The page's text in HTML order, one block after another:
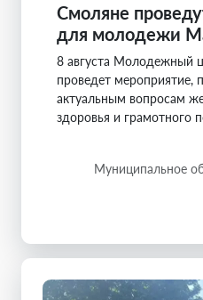
Смоляне
для молодежи
8 августа Молодежный
проведет мероприятие,
актуальным вопросам
здоровья и грамотного
Муниципальное